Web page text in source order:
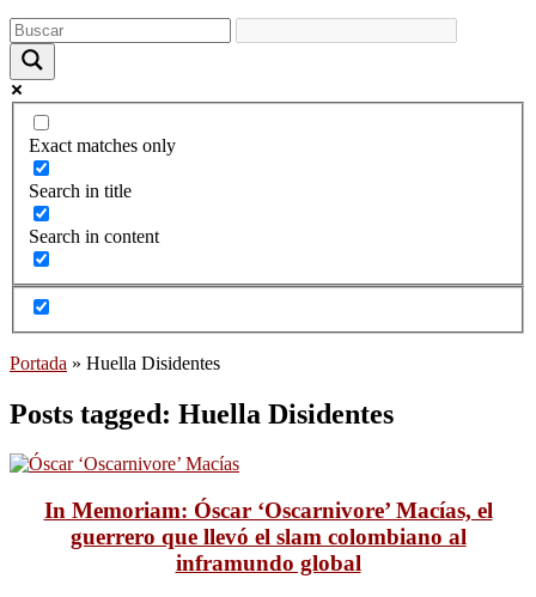
Exact matches only
Search in title
Search in content
Portada » Huella Disidentes
Posts tagged: Huella Disidentes
In Memoriam: Óscar ‘Oscarnivore’ Macías, el
guerrero que llevó el slam colombiano al
inframundo global